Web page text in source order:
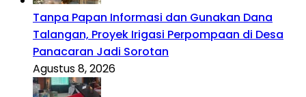
Tanpa Papan Informasi dan Gunakan Dana
Talangan, Proyek Irigasi Perpompaan di Desa
Panacaran Jadi Sorotan
Agustus 8, 2026